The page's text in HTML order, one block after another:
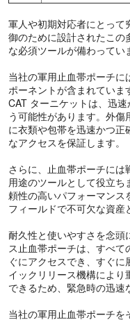
軍人や初期対応者にとって
御のために設計されたこ
な必須ツールが備わってい
当社の軍用止血帯ポーチ
ポーネントが含まれていま
CAT ターニケットは、迅
う可能性があります。外
に衣類や包帯を迅速かつ
なアクセスを保証します。
さらに、止血帯ポーチに
用途のツールとして役立
頼性の高いパフォーマンス
フィールドで不可欠な資産
耐久性と使いやすさを念頭
ス止血帯ポーチは、すべ
ぐにアクセスでき、すぐ
イックリリース機構により
できるため、緊急時の迅速
当社の軍用止血帯ポーチ